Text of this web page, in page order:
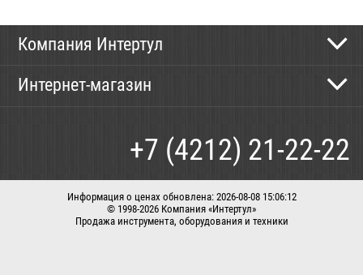
Компания Интертул
Новости
Интернет-магазин
Доставка
+7 (4212) 21-22-22
Информация о ценах обновлена: 2026-08-08 15:06:12
© 1998-2026 Компания «Интертул»
Продажа инструмента, оборудования и техники